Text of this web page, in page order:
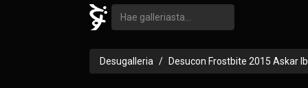
Desugalleria Desucon Frostbite 2015 Askar